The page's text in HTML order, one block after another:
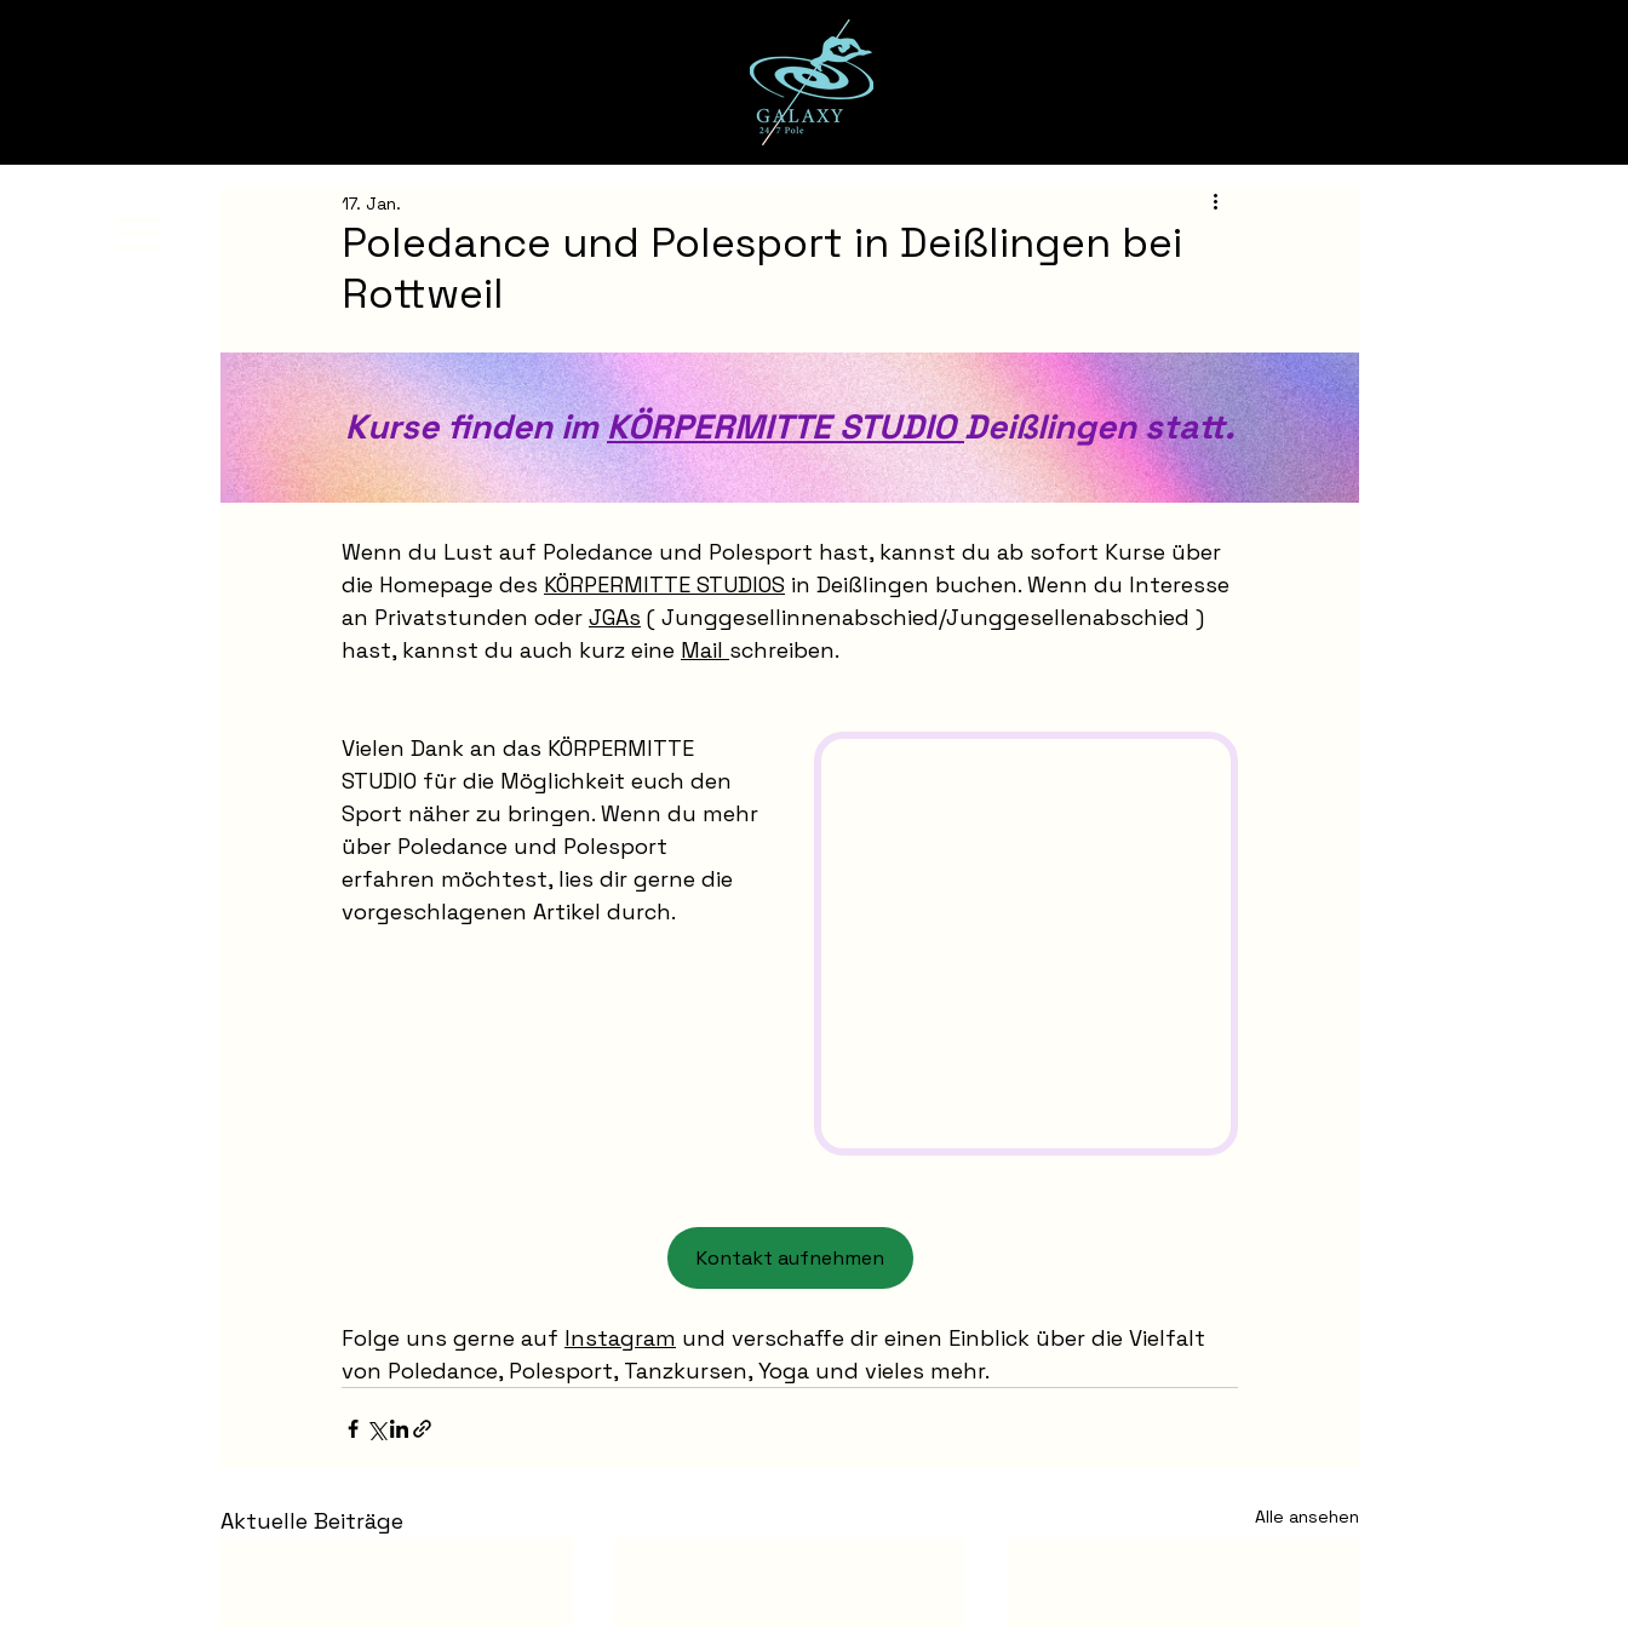
Poledance und Polesport in Deißlingen bei
Rottweil
17. Jan.
Kurse finden im KÖRPERMITTE STUDIO Deißlingen statt.
Wenn du Lust auf Poledance und Polesport hast, kannst du ab sofort Kurse über
die Homepage des KÖRPERMITTE STUDIOS in Deißlingen buchen. Wenn du Interesse
an Privatstunden oder JGAs ( Junggesellinnenabschied/Junggesellenabschied )
hast, kannst du auch kurz eine Mail schreiben.
Vielen Dank an das KÖRPERMITTE
STUDIO für die Möglichkeit euch den
Sport näher zu bringen. Wenn du mehr
über Poledance und Polesport
erfahren möchtest, lies dir gerne die
vorgeschlagenen Artikel durch.
Kontakt aufnehmen
Folge uns gerne auf Instagram und verschaffe dir einen Einblick über die Vielfalt
von Poledance, Polesport, Tanzkursen, Yoga und vieles mehr.
Aktuelle Beiträge Alle ansehen